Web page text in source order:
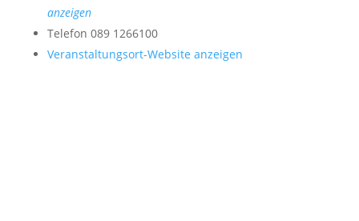
anzeigen
Telefon 089 1266100
Veranstaltungsort-Website anzeigen